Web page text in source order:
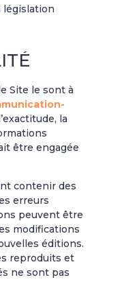
législation
Site le sont à
la
être engagée
contenir des
erreurs
peuvent être
modifications
éditions.
reproduits et
ne sont pas